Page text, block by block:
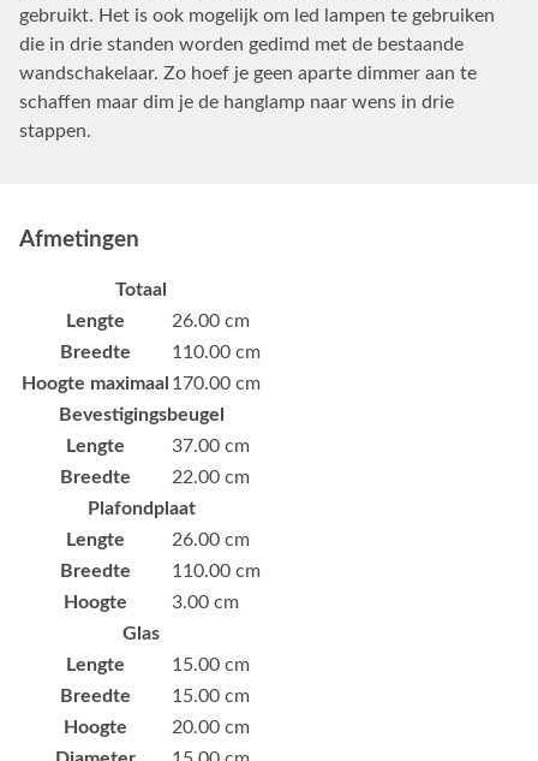
gebruikt. Het is ook mogelijk om led lampen te gebruiken
die in drie standen worden gedimd met de bestaande
wandschakelaar. Zo hoef je geen aparte dimmer aan te
schaffen maar dim je de hanglamp naar wens in drie
stappen.
Afmetingen
Totaal
Lengte
26.00 cm
Breedte
110.00 cm
Hoogte maximaal 170.00 cm
Bevestigingsbeugel
Lengte
37.00 cm
Breedte
22.00 cm
Plafondplaat
Lengte
26.00 cm
Breedte
110.00 cm
Hoogte
3.00 cm
Glas
Lengte
15.00 cm
Breedte
15.00 cm
Hoogte
20.00 cm